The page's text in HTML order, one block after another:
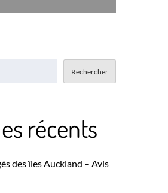
Rechercher
récents
des îles Auckland – Avis